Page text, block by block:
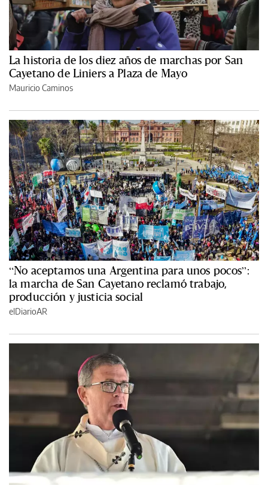
La historia de los diez años de marchas por San
Cayetano de Liniers a Plaza de Mayo
Mauricio Caminos
“No aceptamos una Argentina para unos pocos”:
la marcha de San Cayetano reclamó trabajo,
producción y justicia social
elDiarioAR